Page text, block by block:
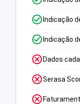
Indicação
Indicação
Dados
Serasa